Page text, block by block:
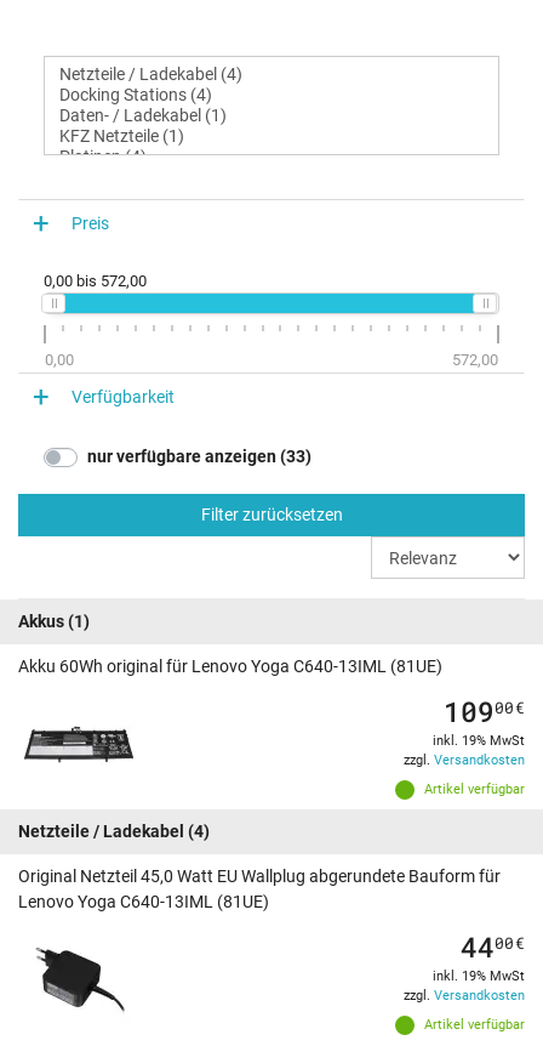
Preis
0,00 bis 572,00
0,00 572,00
Verfügbarkeit
nur verfügbare anzeigen (33)
Filter zurücksetzen
Akkus(1)
Akku 60Wh original für Lenovo Yoga C640-13IML (81UE)
Artikel verfügbar
10900€
inkl. 19% MwSt
zzgl. Versandkosten
Netzteile / Ladekabel (4)
Original Netzteil 45,0 Watt EU Wallplug abgerundete Bauform für
Lenovo Yoga C640-13IML (81UE)
Artikel verfügbar
4400€
inkl. 19% MwSt
zzgl. Versandkosten